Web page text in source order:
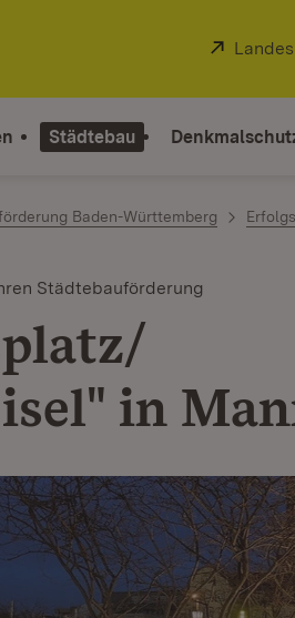
Extern:
Städtebau
Baden-Württemberg
Städtebauförderung
in